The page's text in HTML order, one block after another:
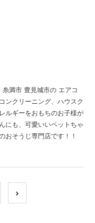
満市 豊見城市の エアコ
ンクリーニング、ハウスク
ルギーをおもちのお子様が
にも、可愛いいペットちゃ
おそうじ専門店です！！